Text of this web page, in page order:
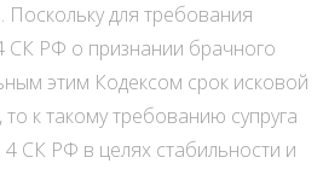
Поскольку для требования
СК РФ о признании брачного
этим Кодексом срок исковой
к такому требованию супруга
СК РФ в целях стабильности и